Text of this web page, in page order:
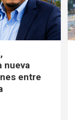
nueva
entre